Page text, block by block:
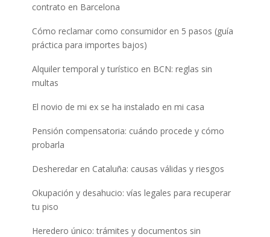
contrato en Barcelona
Cómo reclamar como consumidor en 5 pasos (guía
práctica para importes bajos)
Alquiler temporal y turístico en BCN: reglas sin
multas
El novio de mi ex se ha instalado en mi casa
Pensión compensatoria: cuándo procede y cómo
probarla
Desheredar en Cataluña: causas válidas y riesgos
Okupación y desahucio: vías legales para recuperar
tu piso
Heredero único: trámites y documentos sin